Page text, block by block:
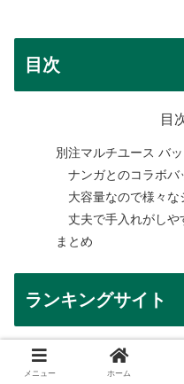
目次
目
別注マルチユース バ
ナンガとのコラボバ
大容量なので様々な
丈夫で手入れがしや
まとめ
ランキングサイト
バナークリックで応援お
メニュー ホーム